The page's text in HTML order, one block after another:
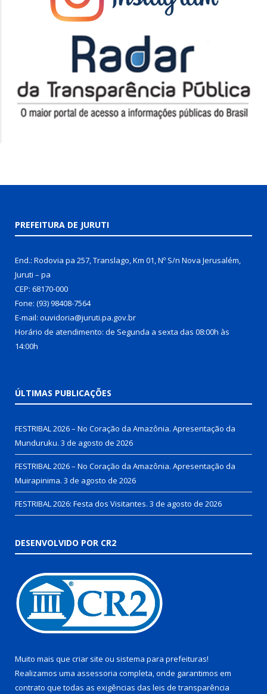
PREFEITURA DE JURUTI
End.: Rodovia pa 257, Translago, Km 01, Nº S/n Nova Jerusalém,
Juruti – pa
CEP: 68170-000
Fone: (93) 98408-7564
E-mail: ouvidoria@juruti.pa.gov.br
Horário de atendimento: de Segunda a sexta das 08:00h às
14:00h
ÚLTIMAS PUBLICAÇÕES
FESTRIBAL 2026 – No Coração da Amazônia. Apresentação da
Munduruku. 3 de agosto de 2026
FESTRIBAL 2026 – No Coração da Amazônia. Apresentação da
Muirapinima. 3 de agosto de 2026
FESTRIBAL 2026: Festa dos Visitantes. 3 de agosto de 2026
DESENVOLVIDO POR CR2
Muito mais que criar site ou sistema para prefeituras!
Realizamos uma assessoria completa, onde garantimos em
contrato que todas as exigências das leis de transparência